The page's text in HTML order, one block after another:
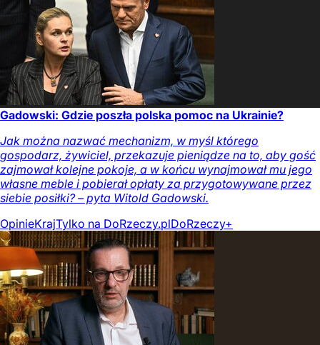
Gadowski: Gdzie poszła polska pomoc na Ukrainie?
Jak można nazwać mechanizm, w myśl którego
gospodarz, żywiciel, przekazuje pieniądze na to, aby gość
zajmował kolejne pokoje, a w końcu wynajmował mu jego
własne meble i pobierał opłaty za przygotowywane przez
siebie posiłki? – pyta Witold Gadowski.
OpinieKrajTylko na DoRzeczy.plDoRzeczy+